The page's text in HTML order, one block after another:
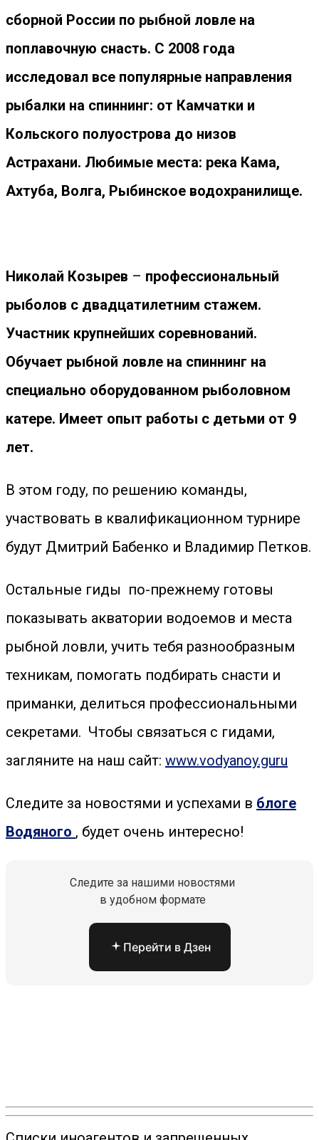
сборной России по рыбной ловле на
поплавочную снасть. С 2008 года
исследовал все популярные направления
рыбалки на спиннинг: от Камчатки и
Кольского полуострова до низов
Астрахани. Любимые места: река Кама,
Ахтуба, Волга, Рыбинское водохранилище.
Николай Козырев – профессиональный
рыболов с двадцатилетним стажем.
Участник крупнейших соревнований.
Обучает рыбной ловле на спиннинг на
специально оборудованном рыболовном
катере. Имеет опыт работы с детьми от 9
лет.
В этом году, по решению команды,
участвовать в квалификационном турнире
будут Дмитрий Бабенко и Владимир Петков.
Остальные гиды по-прежнему готовы
показывать акватории водоемов и места
рыбной ловли, учить тебя разнообразным
техникам, помогать подбирать снасти и
приманки, делиться профессиональными
секретами. Чтобы связаться с гидами,
загляните на наш сайт: www.vodyanoy.guru
Следите за новостями и успехами в блоге
Водяного , будет очень интересно!
Следите за нашими новостями
в удобном формате
Перейти в Дзен